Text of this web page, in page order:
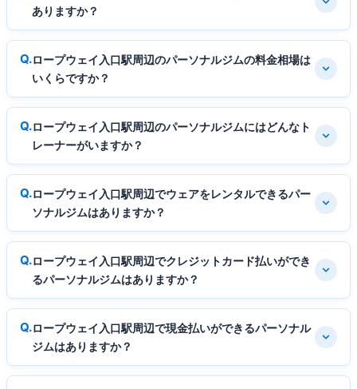
ありますか？
ロープウェイ入口駅周辺のパーソナルジムの料金相場は
いくらですか？
ロープウェイ入口駅周辺のパーソナルジムにはどんなト
レーナーがいますか？
ロープウェイ入口駅周辺でウェアをレンタルできるパー
ソナルジムはありますか？
ロープウェイ入口駅周辺でクレジットカード払いができ
るパーソナルジムはありますか？
ロープウェイ入口駅周辺で現金払いができるパーソナル
ジムはありますか？